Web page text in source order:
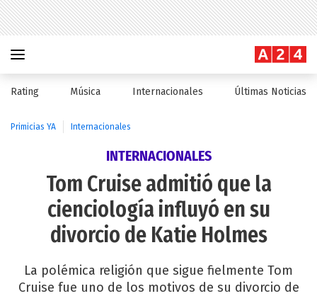
Rating Música Internacionales Últimas Noticias
Primicias YA Internacionales
INTERNACIONALES
Tom Cruise admitió que la
cienciología influyó en su
divorcio de Katie Holmes
La polémica religión que sigue fielmente Tom
Cruise fue uno de los motivos de su divorcio de